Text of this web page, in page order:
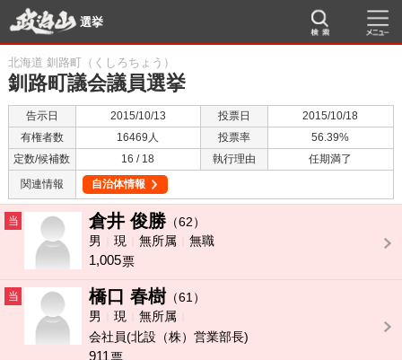
選挙
北海道 釧路町（くしろちょう）
釧路町議会議員選挙
告示日 2015/10/13 投票日
2015/10/18
有権者数
16469人 投票率
56.39%
定数/候補数
16 / 18 執行理由
任期満了
関連情報
自治体情報
当 倉井 俊勝（62）
男
現 無所属 無職
1,005票
当 橋口 春樹（61）
男
現
無所属
会社員(北設（株）営業部長)
911